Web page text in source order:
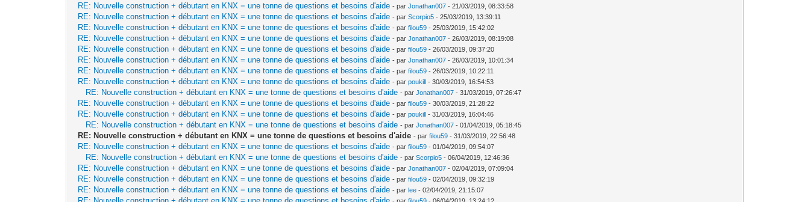
RE: Nouvelle construction + débutant en KNX = une tonne de questions et besoins d'aide - parJonathan007 - 21/03/2019, 08:33:58
RE: Nouvelle construction + débutant en KNX = une tonne de questions et besoins d'aide - parScorpio5 - 25/03/2019, 13:39:11
RE: Nouvelle construction + débutant en KNX = une tonne de questions et besoins d'aide - parfilou59 - 25/03/2019, 15:42:02
RE: Nouvelle construction + débutant en KNX = une tonne de questions et besoins d'aide - parJonathan007 - 26/03/2019, 08:19:08
RE: Nouvelle construction + débutant en KNX = une tonne de questions et besoins d'aide - parfilou59 - 26/03/2019, 09:37:20
RE: Nouvelle construction + débutant en KNX = une tonne de questions et besoins d'aide - parJonathan007 - 26/03/2019, 10:01:34
RE: Nouvelle construction + débutant en KNX = une tonne de questions et besoins d'aide - parfilou59 - 26/03/2019, 10:22:11
RE: Nouvelle construction + débutant en KNX = une tonne de questions et besoins d'aide - parpoukill - 30/03/2019, 16:54:53
RE: Nouvelle construction + débutant en KNX = une tonne de questions et besoins d'aide - parJonathan007 - 31/03/2019, 07:26:47
RE: Nouvelle construction + débutant en KNX = une tonne de questions et besoins d'aide - parfilou59 - 30/03/2019, 21:28:22
RE: Nouvelle construction + débutant en KNX = une tonne de questions et besoins d'aide - parpoukill - 31/03/2019, 16:04:46
RE: Nouvelle construction + débutant en KNX = une tonne de questions et besoins d'aide - parJonathan007 - 01/04/2019, 05:18:45
RE: Nouvelle construction + débutant en KNX = une tonne de questions et besoins d'aide - parfilou59 - 31/03/2019, 22:56:48
RE: Nouvelle construction + débutant en KNX = une tonne de questions et besoins d'aide - parfilou59 - 01/04/2019, 09:54:07
RE: Nouvelle construction + débutant en KNX = une tonne de questions et besoins d'aide - parScorpio5 - 06/04/2019, 12:46:36
RE: Nouvelle construction + débutant en KNX = une tonne de questions et besoins d'aide - parJonathan007 - 02/04/2019, 07:09:04
RE: Nouvelle construction + débutant en KNX = une tonne de questions et besoins d'aide - parfilou59 - 02/04/2019, 09:32:19
RE: Nouvelle construction + débutant en KNX = une tonne de questions et besoins d'aide - parlee - 02/04/2019, 21:15:07